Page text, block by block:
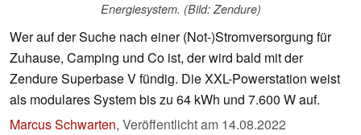
Energiesystem. (Bild: Zendure)
Wer auf der Suche nach einer (Not-)Stromversorgung für
Zuhause, Camping und Co ist, der wird bald mit der
Zendure Superbase V fündig. Die XXL-Powerstation weist
als modulares System bis zu 64 kWh und 7.600 W auf.
Marcus Schwarten, Veröffentlicht am 14.08.2022